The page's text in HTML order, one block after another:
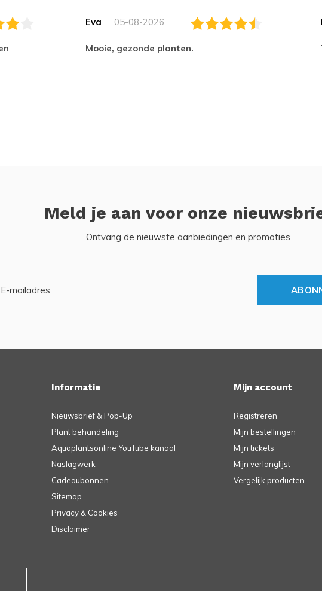
Eva 05-08-2026
Mooie, gezonde planten.
Meld je aan voor onze
Ontvang de nieuwste aanbiedingen en promoties
Informatie
Nieuwsbrief & Pop-Up
Plant behandeling
Aquaplantsonline YouTube kanaal
Naslagwerk
Cadeaubonnen
Sitemap
Privacy & Cookies
Disclaimer
Mijn account
Registreren
Mijn bestellingen
Mijn tickets
Mijn verlanglijst
Vergelijk producten